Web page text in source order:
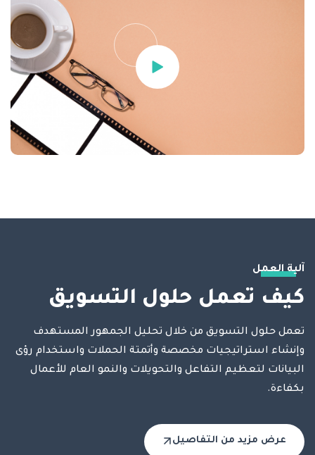
آلية العمل
كيف تعمل حلول التسويق
تعمل حلول التسويق من خلال تحليل الجمهور المستهدف
وإنشاء استراتيجيات مخصصة وأتمتة الحملات واستخدام رؤى
البيانات لتعظيم التفاعل والتحويلات والنمو العام للأعمال
بكفاءة.
عرض مزيد من التفاصيل